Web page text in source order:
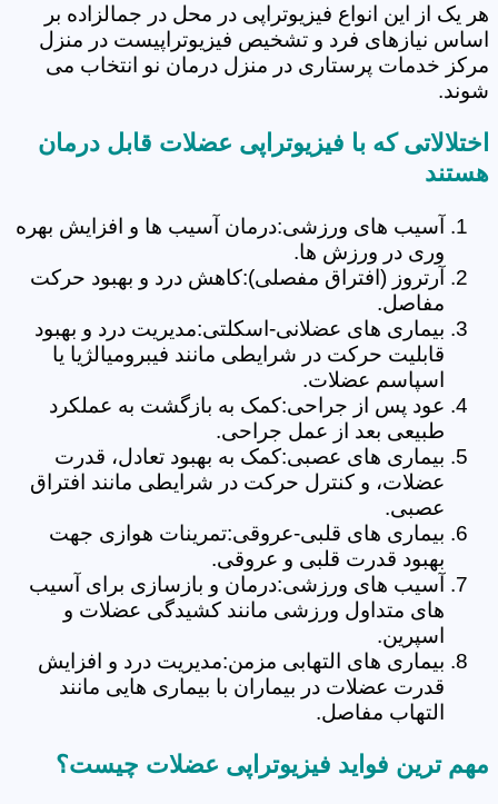
هر یک از این انواع فیزیوتراپی در محل در جمالزاده بر
اساس نیازهای فرد و تشخیص فیزیوتراپیست در منزل
مرکز خدمات پرستاری در منزل درمان نو انتخاب می
شوند.
اختلالاتی که با فیزیوتراپی عضلات قابل درمان
هستند
آسیب های ورزشی:درمان آسیب ها و افزایش بهره
وری در ورزش ها.
آرتروز (افتراق مفصلی):کاهش درد و بهبود حرکت
مفاصل.
بیماری های عضلانی-اسکلتی:مدیریت درد و بهبود
قابلیت حرکت در شرایطی مانند فیبرومیالژیا یا
اسپاسم عضلات.
عود پس از جراحی:کمک به بازگشت به عملکرد
طبیعی بعد از عمل جراحی.
بیماری های عصبی:کمک به بهبود تعادل، قدرت
عضلات، و کنترل حرکت در شرایطی مانند افتراق
عصبی.
بیماری های قلبی-عروقی:تمرینات هوازی جهت
بهبود قدرت قلبی و عروقی.
آسیب های ورزشی:درمان و بازسازی برای آسیب
های متداول ورزشی مانند کشیدگی عضلات و
اسپرین.
بیماری های التهابی مزمن:مدیریت درد و افزایش
قدرت عضلات در بیماران با بیماری هایی مانند
التهاب مفاصل.
مهم ترین فواید فیزیوتراپی عضلات چیست؟